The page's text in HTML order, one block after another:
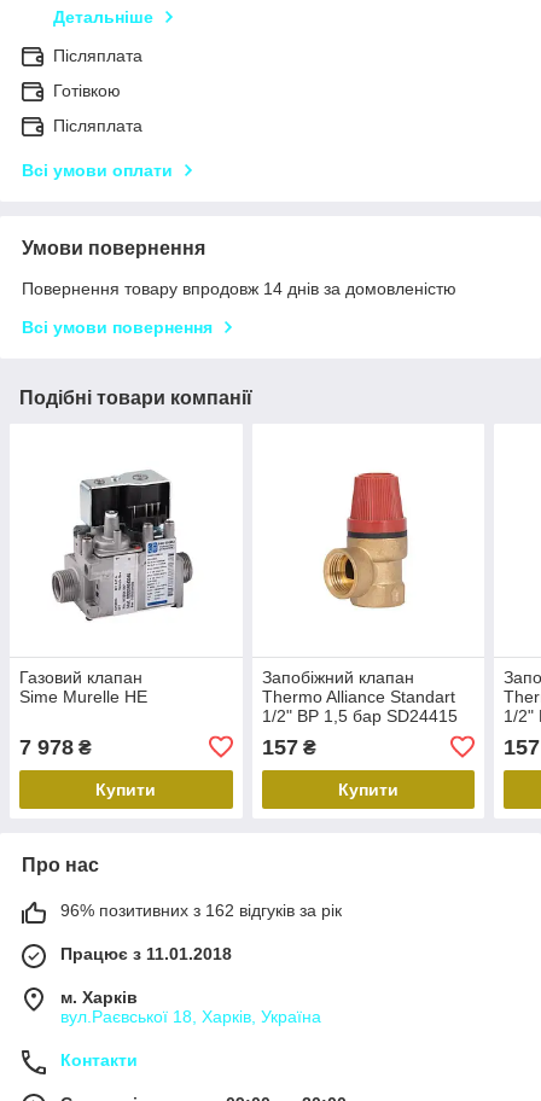
Детальніше
Післяплата
Готівкою
Післяплата
Всі умови оплати
Умови повернення
Повернення товару впродовж 14 днів за домовленістю
Всі умови повернення
Подібні товари компанії
Газовий клапан
Sime Murelle HE
7 978 ₴
Купити
Запобіжний клапан
Thermo Alliance Standart
1/2" ВР 1,5 бар SD24415
157₴
Купити
1/2"
157
Про нас
96% позитивних з 162 відгуків за рік
Працює з 11.01.2018
м. Харків
вул.Раєвської 18, Харків, Україна
Контакти